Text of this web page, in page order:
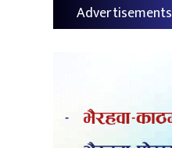
Advertisements